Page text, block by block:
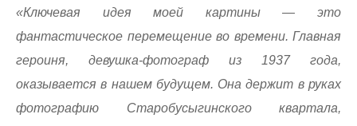
«Ключевая идея моей картины — это
фантастическое перемещение во времени. Главная
героиня, девушка-фотограф из 1937 года,
оказывается в нашем будущем. Она держит в руках
фотографию Старобусыгинского квартала,